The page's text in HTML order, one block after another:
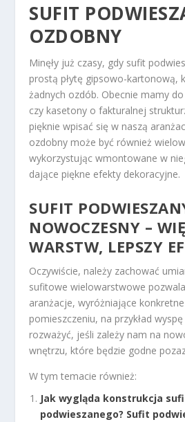
SUFIT
OZDOBNY
Minęły już czasy, gdy sufit
prostą płytę gipsowo-kartonową,
żadnych ozdób. Obecnie mamy
czy kasetony o fakturalnej
pięknie wpisać się w naszą
ozdobny może być również
wykorzystując wmontowane w
dające piękne efekty dekoracyjne.
SUFIT
NOWOCZESNY –
WARSTW, LEPSZY
Oczywiście, należy zachować
sufitowe wielowarstwowe
aranżacje, wyróżniające
pomieszczeniu, na przykład
rozważyć, jeśli zależy nam na
wnętrzu, które będzie godne
W tym temacie również:
Jak wygląda konstrukcja
podwieszanego? Sufit